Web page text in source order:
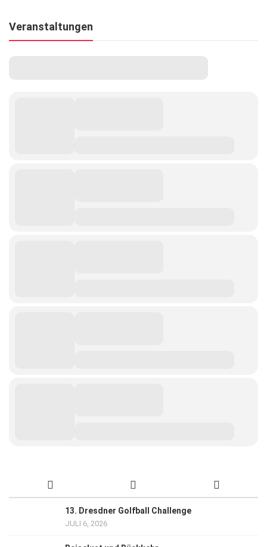
Veranstaltungen
13. Dresdner Golfball Challenge
JULI 6, 2026